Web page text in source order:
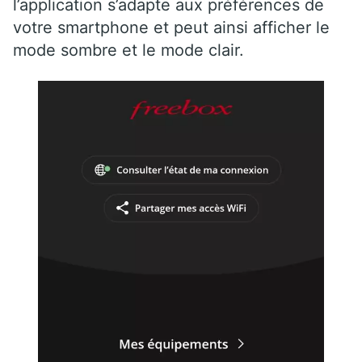
l’application s’adapte aux préférences de
votre smartphone et peut ainsi afficher le
mode sombre et le mode clair.